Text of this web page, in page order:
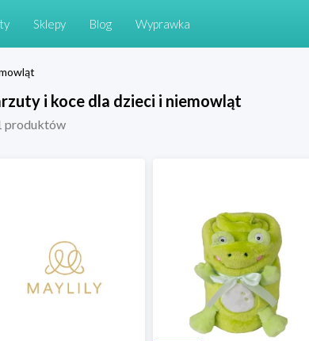
Sklepy Blog Wyprawka
i koce dla dzieci i niemowląt
produktów